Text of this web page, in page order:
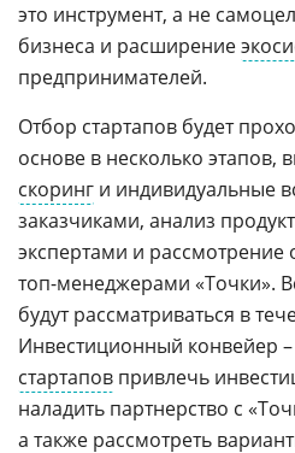
это инструмент, а не
бизнеса и расширение
предпринимателей.
Отбор стартапов будет
основе в несколько этапов,
скоринг и индивидуальные
заказчиками, анализ
экспертами и рассмотрение
топ-менеджерами «Точки».
будут рассматриваться в
Инвестиционный конвейер
стартапов привлечь
наладить партнерство с
а также рассмотреть